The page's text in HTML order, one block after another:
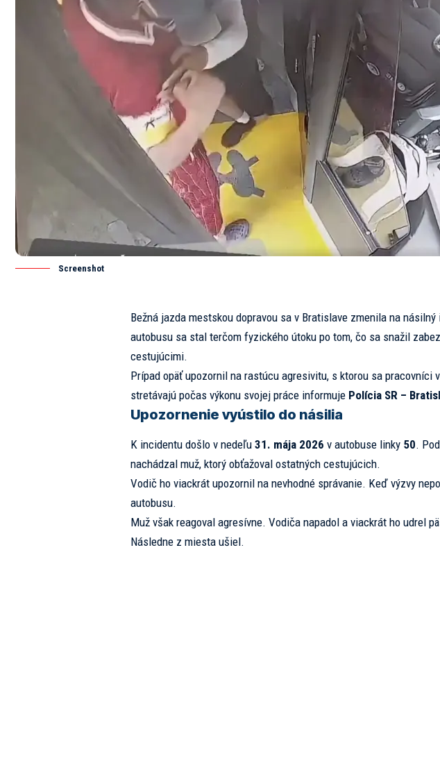
Screenshot
Bežná jazda mestskou dopravou sa v Bratislave zmenila na
autobusu sa stal terčom fyzického útoku po tom, čo sa snažil
cestujúcimi.
Prípad opäť upozornil na rastúcu agresivitu, s ktorou sa pracovníci
stretávajú počas výkonu svojej práce informuje Polícia SR –
Upozornenie vyústilo do násilia
K incidentu došlo v nedeľu 31. mája 2026 v autobuse linky 50.
nachádzal muž, ktorý obťažoval ostatných cestujúcich.
Vodič ho viackrát upozornil na nevhodné správanie. Keď výzvy
autobusu.
Muž však reagoval agresívne. Vodiča napadol a viackrát ho udrel
Následne z miesta ušiel.